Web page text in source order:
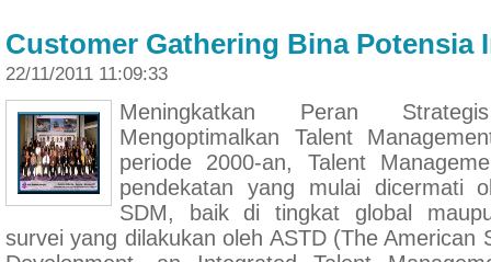
Customer Gathering Bina Potensia
22/11/2011 11:09:33
Meningkatkan Peran
Mengoptimalkan Talent
periode 2000-an, Talent
pendekatan yang mulai dicermati
SDM, baik di tingkat global
survei yang dilakukan oleh ASTD (The American